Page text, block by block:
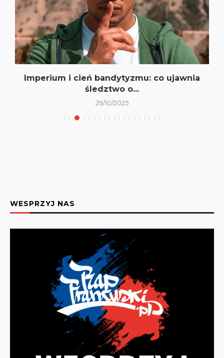
Imperium i cień bandytyzmu: co ujawnia
śledztwo o...
29/10/2025
WESPRZYJ NAS